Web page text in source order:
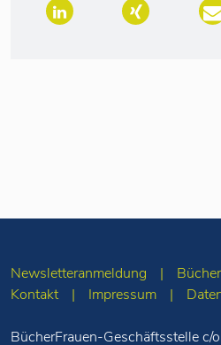
Newsletteranmeldung
Kontakt
Impressum
BücherFrauen-Geschäftsstelle c/